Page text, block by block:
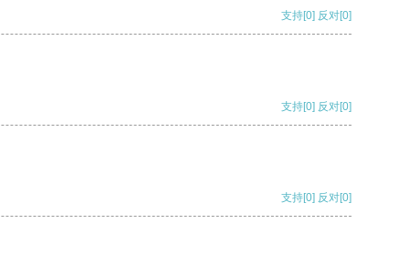
支持[0] 反对[0]
支持[0] 反对[0]
支持[0] 反对[0]